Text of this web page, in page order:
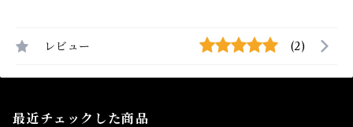
レビュー (2)
最近チェックした商品